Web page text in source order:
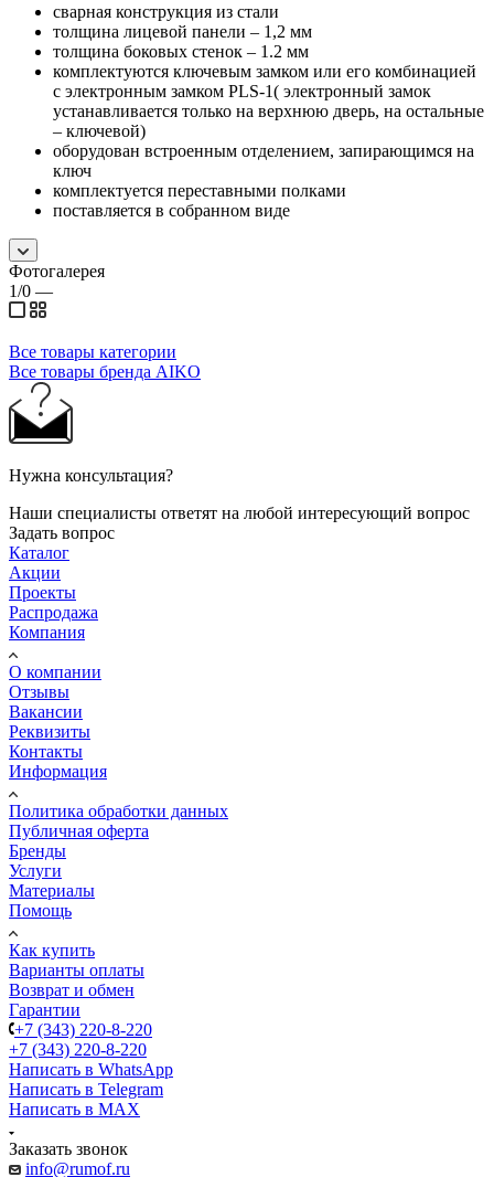
сварная конструкция из стали
толщина лицевой панели – 1,2 мм
толщина боковых стенок – 1.2 мм
комплектуются ключевым замком или его комбинацией
с электронным замком PLS-1( электронный замок
устанавливается только на верхнюю дверь, на остальные
– ключевой)
оборудован встроенным отделением, запирающимся на
ключ
комплектуется переставными полками
поставляется в собранном виде
Фотогалерея
1/0 —
Все товары категории
Все товары бренда AIKO
Нужна консультация?
Наши специалисты ответят на любой интересующий вопрос
Задать вопрос
Каталог
Акции
Проекты
Распродажа
Компания
О компании
Отзывы
Вакансии
Реквизиты
Контакты
Информация
Политика обработки данных
Публичная оферта
Бренды
Услуги
Материалы
Помощь
Как купить
Варианты оплаты
Возврат и обмен
Гарантии
+7 (343) 220-8-220
+7 (343) 220-8-220
Написать в WhatsApp
Написать в Telegram
Написать в MAX
Заказать звонок
info@rumof.ru